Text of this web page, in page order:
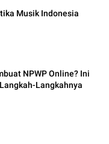
Musik Indonesia
NPWP Online? Ini
Langkahnya